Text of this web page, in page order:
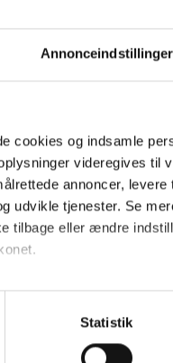
Annonceindstillinger
cookies og indsamle
videregives til
annoncer,
udvikle tjenester. Se
tilbage eller ændre
være nøjagtig inden for
Statistik